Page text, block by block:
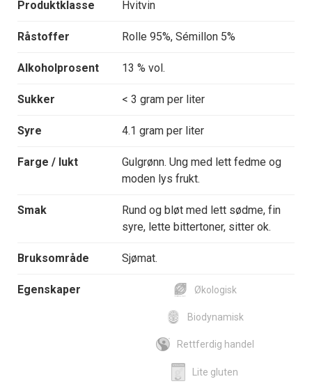
Produktklasse Hvitvin
Råstoffer Rolle 95%, Sémillon 5%
Alkoholprosent 13 % vol.
Sukker < 3 gram per liter
Syre 4.1 gram per liter
Farge / lukt
Gulgrønn. Ung med lett fedme og
moden lys frukt.
Smak
Rund og bløt med lett sødme, fin
syre, lette bittertoner, sitter ok.
Bruksområde Sjømat.
Egenskaper Økologisk
Biodynamisk
Rettferdig handel
Lite gluten